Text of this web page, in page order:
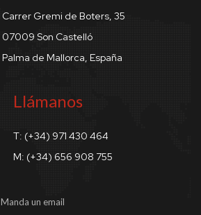
Carrer Gremi de Boters, 35
07009 Son Castelló
Palma de Mallorca, España
Llámanos
T: (+34) 971 430 464
M: (+34) 656 908 755
Manda un email